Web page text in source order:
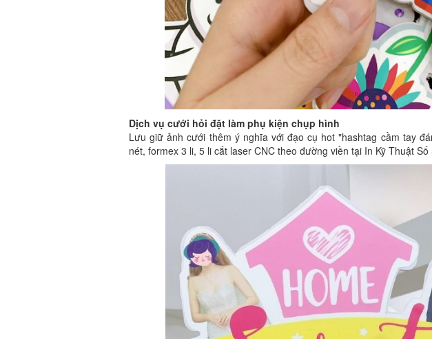
Dịch vụ cưới hỏi đặt làm phụ kiện chụp hình
Lưu giữ ảnh cưới thêm ý nghĩa với đạo cụ hot "hashtag cầm tay
nét, formex 3 li, 5 li cắt laser CNC theo đường viền tại In Kỹ Thuật Số